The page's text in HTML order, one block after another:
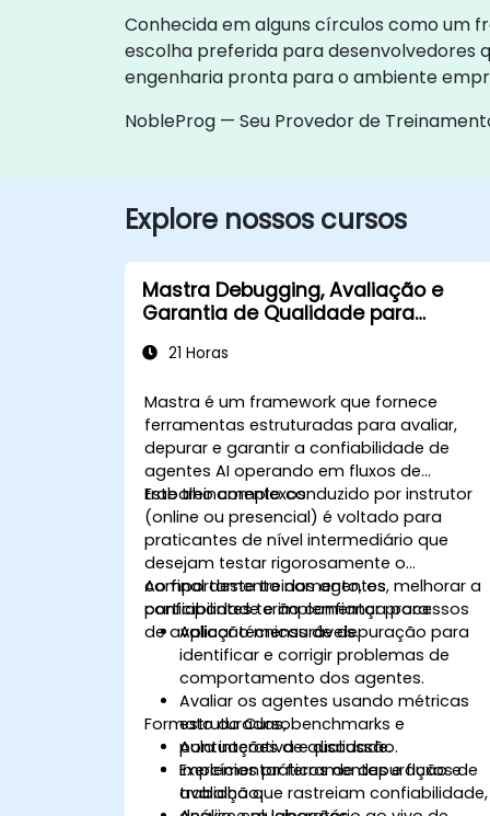
Conhecida em alguns círculos como um
escolha preferida para desenvolvedores
engenharia pronta para o ambiente
NobleProg — Seu Provedor de
Explore nossos cursos
Mastra Debugging, Avaliação e
Garantia de Qualidade para
21 Horas
Mastra é um framework que fornece
ferramentas estruturadas para avaliar,
depurar e garantir a confiabilidade de
agentes AI operando em fluxos de
trabalho complexos.
Este treinamento conduzido por instrutor
(online ou presencial) é voltado para
praticantes de nível intermediário que
desejam testar rigorosamente o
comportamento dos agentes, melhorar a
confiabilidade e implementar processos
de avaliação mensuráveis.
Ao final deste treinamento, os
participantes terão confiança para:
Aplicar técnicas de depuração para
identificar e corrigir problemas de
comportamento dos agentes.
Avaliar os agentes usando métricas
estruturadas, benchmarks e
pontuações de qualidade.
Implementar ferramentas e fluxos de
trabalho que rastreiam confiabilidade,
Formato do Curso
Aula interativa e discussão.
Exercícios práticos de depuração e
avaliação.